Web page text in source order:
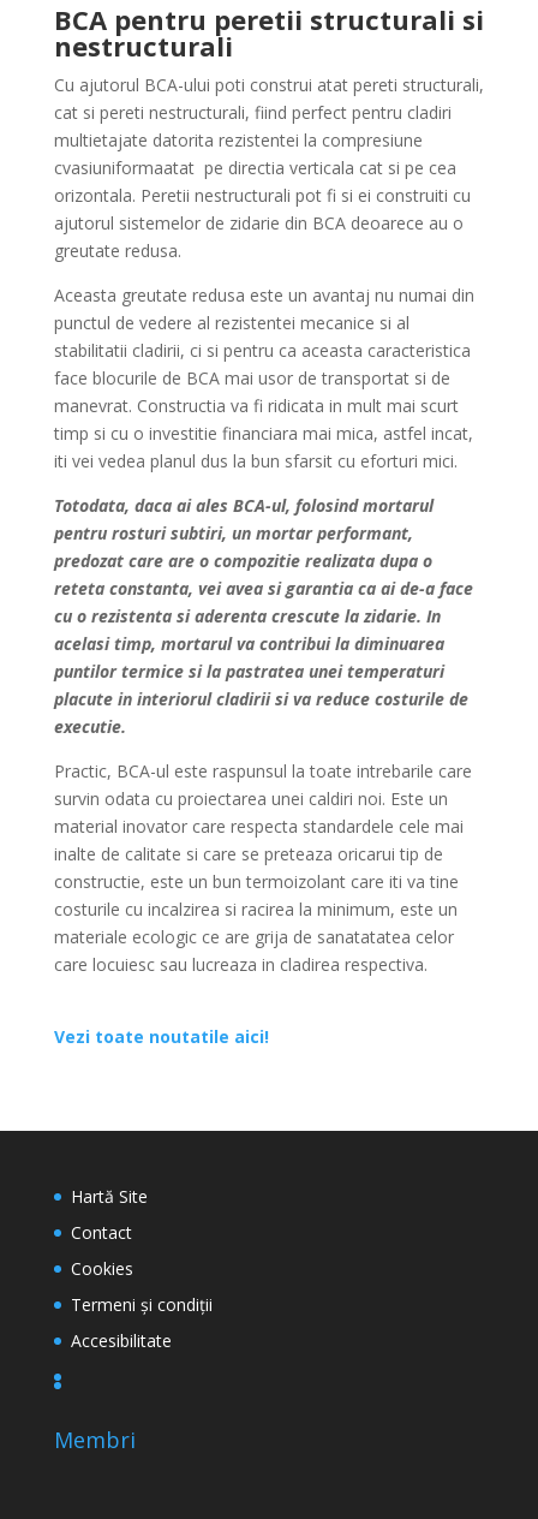
BCA pentru peretii structurali si
nestructurali
Cu ajutorul BCA-ului poti construi atat pereti structurali,
cat si pereti nestructurali, fiind perfect pentru cladiri
multietajate datorita rezistentei la compresiune
cvasiuniformaatat pe directia verticala cat si pe cea
orizontala. Peretii nestructurali pot fi si ei construiti cu
ajutorul sistemelor de zidarie din BCA deoarece au o
greutate redusa.
Aceasta greutate redusa este un avantaj nu numai din
punctul de vedere al rezistentei mecanice si al
stabilitatii cladirii, ci si pentru ca aceasta caracteristica
face blocurile de BCA mai usor de transportat si de
manevrat. Constructia va fi ridicata in mult mai scurt
timp si cu o investitie financiara mai mica, astfel incat,
iti vei vedea planul dus la bun sfarsit cu eforturi mici.
Totodata, daca ai ales BCA-ul, folosind mortarul
pentru rosturi subtiri, un mortar performant,
predozat care are o compozitie realizata dupa o
reteta constanta, vei avea si garantia ca ai de-a face
cu o rezistenta si aderenta crescute la zidarie. In
acelasi timp, mortarul va contribui la diminuarea
puntilor termice si la pastratea unei temperaturi
placute in interiorul cladirii si va reduce costurile de
executie.
Practic, BCA-ul este raspunsul la toate intrebarile care
survin odata cu proiectarea unei caldiri noi. Este un
material inovator care respecta standardele cele mai
inalte de calitate si care se preteaza oricarui tip de
constructie, este un bun termoizolant care iti va tine
costurile cu incalzirea si racirea la minimum, este un
materiale ecologic ce are grija de sanatatatea celor
care locuiesc sau lucreaza in cladirea respectiva.
Vezi toate noutatile aici!
Hartă Site
Contact
Cookies
Termeni și condiții
Accesibilitate
Membri